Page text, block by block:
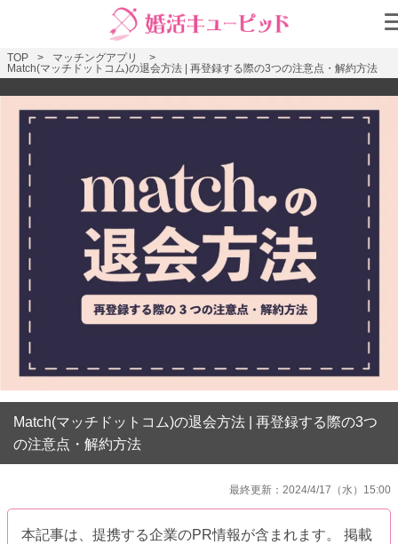
TOP
マッチングアプリ
Match(マッチドットコム)の退会方法 | 再登録する際の3つの注意点・解約方法
Match(マッチドットコム)の退会方法 | 再登録する際の3つ
の注意点・解約方法
最終更新：2024/4/17（水）15:00
本記事は、提携する企業のPR情報が含まれます。 掲載